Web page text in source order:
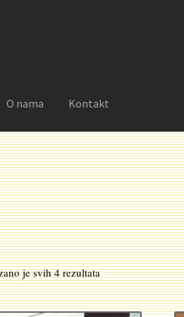
O nama Kontakt
Moj nalogNovostiO nama
je svih 4 rezultataSortirano
po
najnovijem